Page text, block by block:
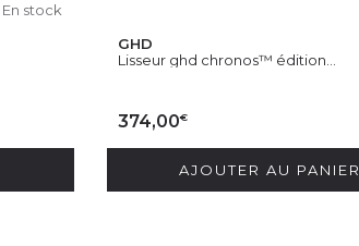
En stock
GHD
Lisseur ghd chronos™ édition...
374,00€
AJOUTER AU PANIER